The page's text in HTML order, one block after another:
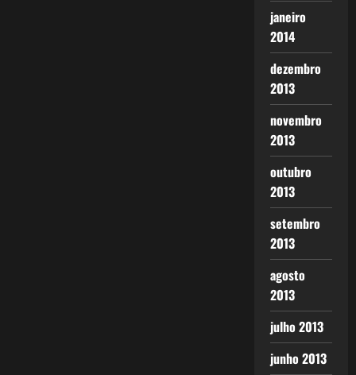
janeiro
2014
dezembro
2013
novembro
2013
outubro
2013
setembro
2013
agosto
2013
julho 2013
junho 2013